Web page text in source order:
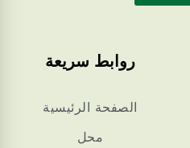
روابط سريعة
الصفحة الرئيسية
محل